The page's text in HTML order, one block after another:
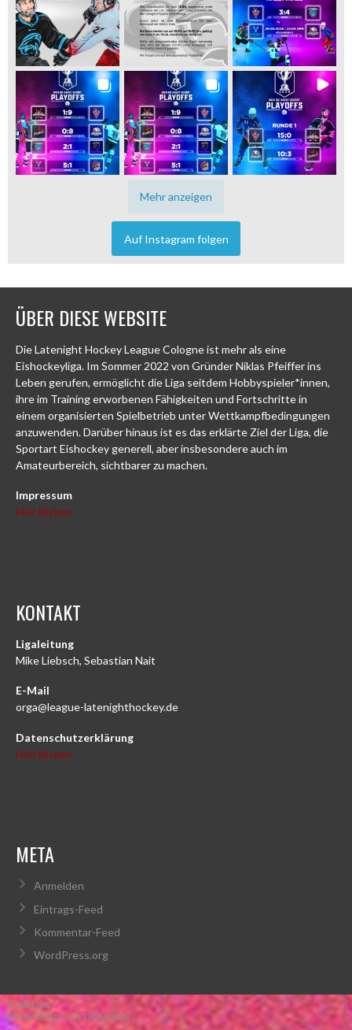
Mehr anzeigen
Auf Instagram folgen
ÜBER DIESE WEBSITE
Die Latenight Hockey League Cologne ist mehr als eine
Eishockeyliga. Im Sommer 2022 von Gründer Niklas Pfeiffer ins
Leben gerufen, ermöglicht die Liga seitdem Hobbyspieler*innen,
ihre im Training erworbenen Fähigkeiten und Fortschritte in
einem organisierten Spielbetrieb unter Wettkampfbedingungen
anzuwenden. Darüber hinaus ist es das erklärte Ziel der Liga, die
Sportart Eishockey generell, aber insbesondere auch im
Amateurbereich, sichtbarer zu machen.
Impressum
Hier klicken
KONTAKT
Ligaleitung
Mike Liebsch, Sebastian Nait
E-Mail
orga@league-latenighthockey.de
Datenschutzerklärung
Hier klicken
META
Anmelden
Eintrags-Feed
Kommentar-Feed
WordPress.org
© 2026 LHL
ENTWORFEN VON THEMEBOY